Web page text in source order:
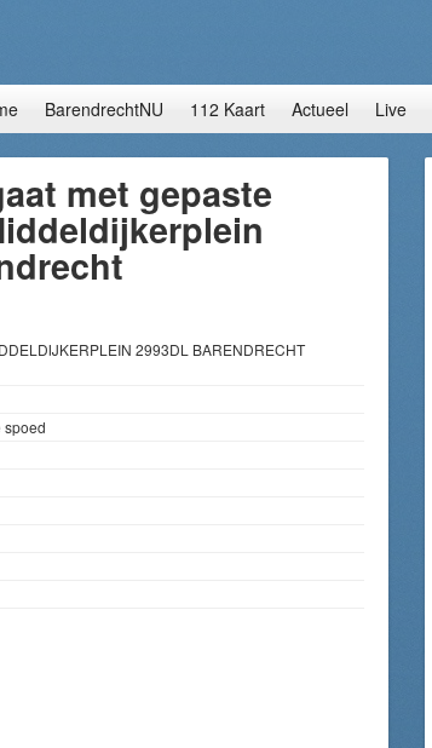
BarendrechtNU 112 Kaart Actueel Live
met gepaste
2993DL BARENDRECHT
spoed